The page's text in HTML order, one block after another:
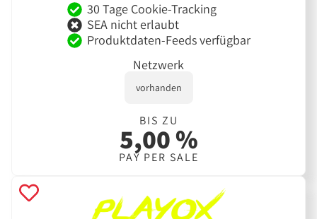
30 Tage Cookie-Tracking
SEA nicht erlaubt
Produktdaten-Feeds verfügbar
Netzwerk
vorhanden
BIS ZU
5,00 %
PAY PER SALE